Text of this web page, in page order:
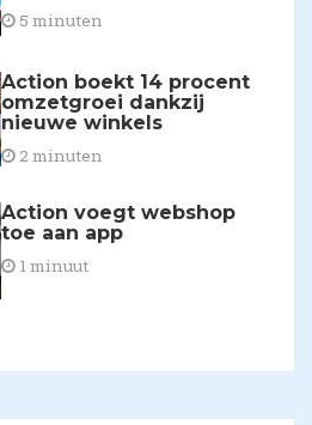
5 minuten
Action boekt 14 procent
omzetgroei dankzij
nieuwe winkels
2 minuten
Action voegt webshop
toe aan app
1 minuut